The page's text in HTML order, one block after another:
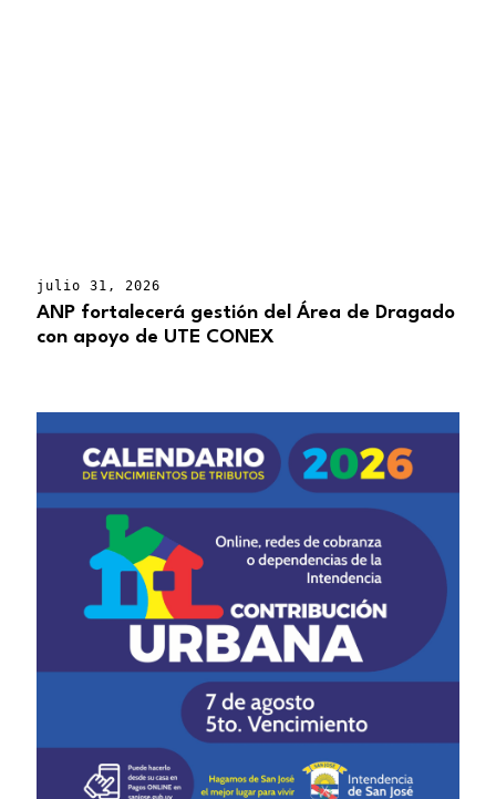
julio 31, 2026
ANP fortalecerá gestión del Área de Dragado
con apoyo de UTE CONEX